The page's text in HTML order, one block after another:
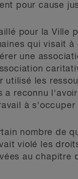
pour cause
pour la Ville
qui visait
une
les
reconnu
à
nombre de
violé les
au chapitre